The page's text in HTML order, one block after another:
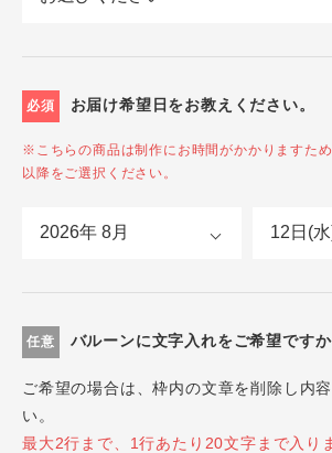
必須 お届け希望日をお教えください。
※こちらの商品は制作にお時間がかかりますた
以降をご選択ください。
任意 バルーンに文字入れをご希望ですか
ご希望の場合は、枠内の文章を削除し内
い。
最大2行まで、1行あたり20文字まで入り